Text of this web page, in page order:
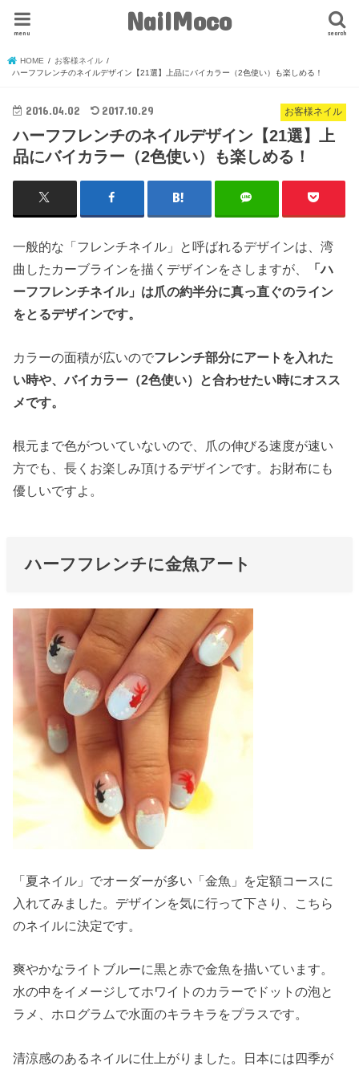
NailMoco search
menu
HOME
お客様ネイル
ハーフフレンチのネイルデザイン【21選】上品にバイカラー（2色使い）も楽しめる！
お客様ネイル
2016.04.02 2017.10.29
ハーフフレンチのネイルデザイン【21選】上
品にバイカラー（2色使い）も楽しめる！
一般的な「フレンチネイル」と呼ばれるデザインは、湾
曲したカーブラインを描くデザインをさしますが、
「ハ
ーフフレンチネイル」は爪の約半分に真っ直ぐのライン
をとるデザインです。
カラーの面積が広いのでフレンチ部分にアートを入れた
い時や、バイカラー（2色使い）と合わせたい時にオスス
メです。
根元まで色がついていないので、爪の伸びる速度が速い
方でも、長くお楽しみ頂けるデザインです。お財布にも
優しいですよ。
ハーフフレンチに金魚アート
「夏ネイル」でオーダーが多い「金魚」を定額コースに
入れてみました。デザインを気に行って下さり、こちら
のネイルに決定です。
爽やかなライトブルーに黒と赤で金魚を描いています。
水の中をイメージしてホワイトのカラーでドットの泡と
ラメ、ホログラムで水面のキラキラをプラスです。
清涼感のあるネイルに仕上がりました。 日本には四季が